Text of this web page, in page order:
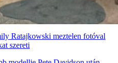
Ratajkowski meztelen fotóval
szereti